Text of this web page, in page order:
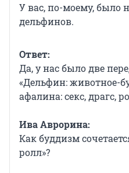
У вас, по-моему, было
дельфинов.
Ответ:
Да, у нас было две
«Дельфин: животное-
афалина: секс, драгс,
Ива Аврорина:
Как буддизм
ролл»?